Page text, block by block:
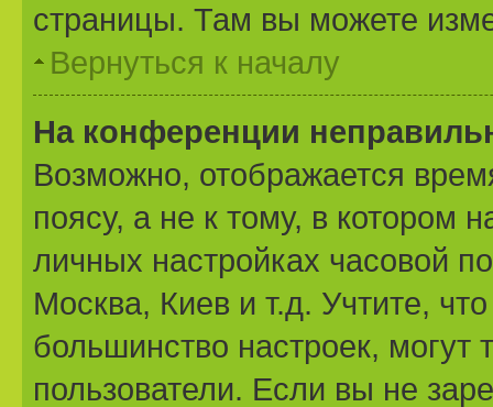
страницы. Там вы можете
Вернуться к началу
На конференции
Возможно, отображается
поясу, а не к тому, в котором
личных настройках часовой
Москва, Киев и т.д. Учтите,
большинство настроек, могут
пользователи. Если вы не